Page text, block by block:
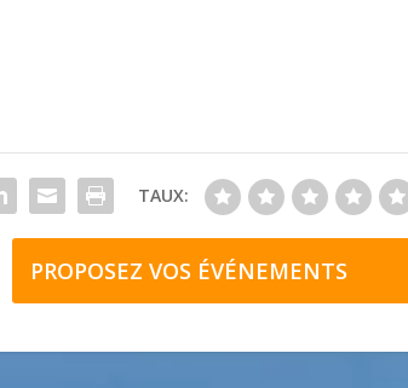
TAUX:
PROPOSEZ VOS ÉVÉNEMENTS